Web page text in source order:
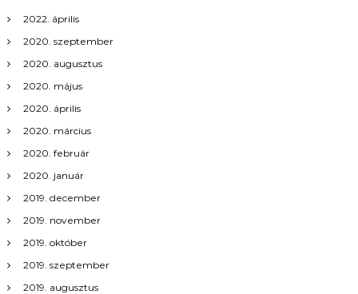
n
a
v
i
g
á
c
i
2022. április
2020. szeptember
2020. augusztus
2020. május
2020. április
2020. március
2020. február
2020. január
2019. december
2019. november
2019. október
2019. szeptember
2019. augusztus